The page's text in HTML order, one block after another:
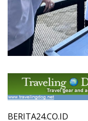
BERITA24.CO.ID